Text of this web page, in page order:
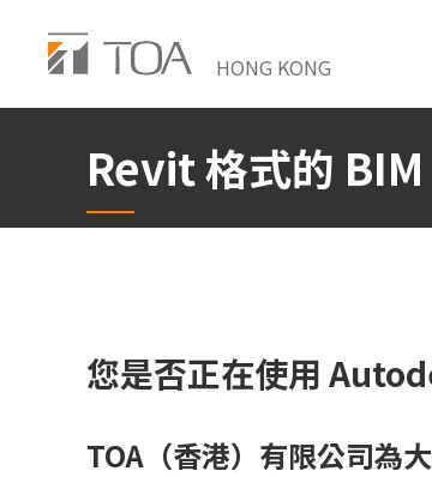
main
content
HONG KONG
Revit 格式的
您是否正在使用
TOA（香港）有限公司為